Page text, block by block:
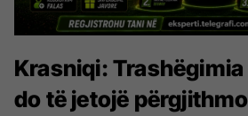
Krasniqi: Trashëgimia
do të jetojë